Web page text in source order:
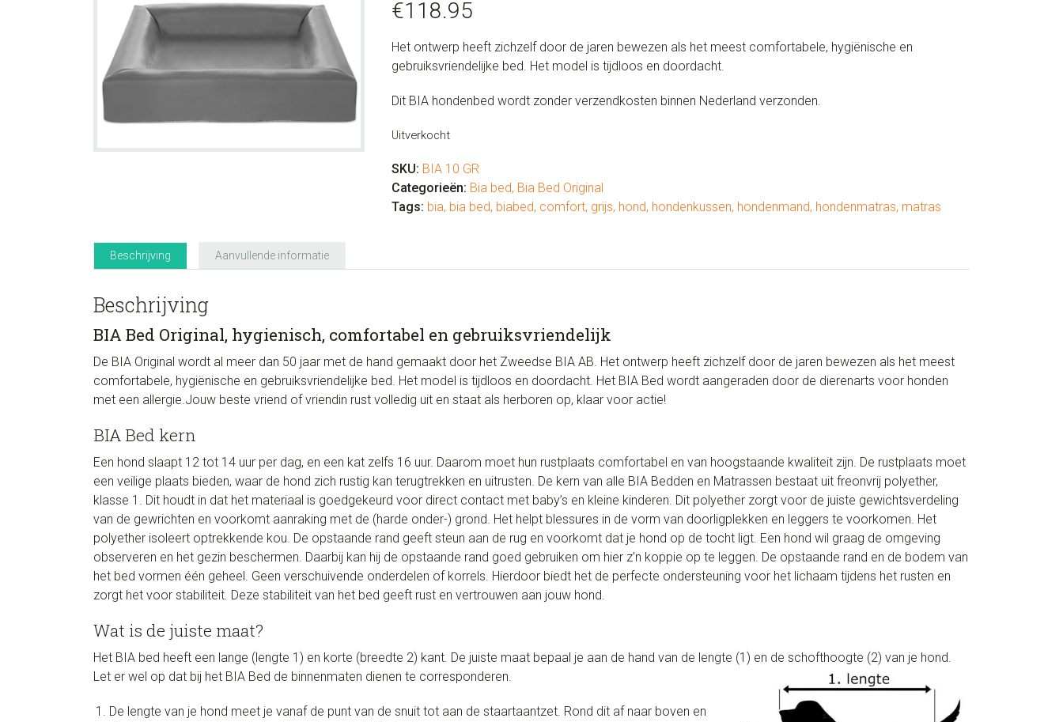
€118.95
Het ontwerp heeft zichzelf door de jaren bewezen als het meest comfortabele, hygiënische en
gebruiksvriendelijke bed. Het model is tijdloos en doordacht.
Dit BIA hondenbed wordt zonder verzendkosten binnen Nederland verzonden.
Uitverkocht
SKU: BIA 10 GR
Categorieën: Bia bed, Bia Bed Original
Tags: bia, bia bed, biabed, comfort, grijs, hond, hondenkussen, hondenmand, hondenmatras, matras
Beschrijving Aanvullende informatie
Beschrijving
BIA Bed Original, hygienisch, comfortabel en gebruiksvriendelijk
De BIA Original wordt al meer dan 50 jaar met de hand gemaakt door het Zweedse BIA AB. Het ontwerp heeft zichzelf door de jaren bewezen als het meest
comfortabele, hygiënische en gebruiksvriendelijke bed. Het model is tijdloos en doordacht. Het BIA Bed wordt aangeraden door de dierenarts voor honden
met een allergie.Jouw beste vriend of vriendin rust volledig uit en staat als herboren op, klaar voor actie!
BIA Bed kern
Een hond slaapt 12 tot 14 uur per dag, en een kat zelfs 16 uur. Daarom moet hun rustplaats comfortabel en van hoogstaande kwaliteit zijn. De rustplaats moet
een veilige plaats bieden, waar de hond zich rustig kan terugtrekken en uitrusten. De kern van alle BIA Bedden en Matrassen bestaat uit freonvrij polyether,
klasse 1. Dit houdt in dat het materiaal is goedgekeurd voor direct contact met baby’s en kleine kinderen. Dit polyether zorgt voor de juiste gewichtsverdeling
van de gewrichten en voorkomt aanraking met de (harde onder-) grond. Het helpt blessures in de vorm van doorligplekken en leggers te voorkomen. Het
polyether isoleert optrekkende kou. De opstaande rand geeft steun aan de rug en voorkomt dat je hond op de tocht ligt. Een hond wil graag de omgeving
observeren en het gezin beschermen. Daarbij kan hij de opstaande rand goed gebruiken om hier z’n koppie op te leggen. De opstaande rand en de bodem van
het bed vormen één geheel. Geen verschuivende onderdelen of korrels. Hierdoor biedt het de perfecte ondersteuning voor het lichaam tijdens het rusten en
zorgt het voor stabiliteit. Deze stabiliteit van het bed geeft rust en vertrouwen aan jouw hond.
Wat is de juiste maat?
Het BIA bed heeft een lange (lengte 1) en korte (breedte 2) kant. De juiste maat bepaal je aan de hand van de lengte (1) en de schofthoogte (2) van je hond.
Let er wel op dat bij het BIA Bed de binnenmaten dienen te corresponderen.
De lengte van je hond meet je vanaf de punt van de snuit tot aan de staartaantzet. Rond dit af naar boven en